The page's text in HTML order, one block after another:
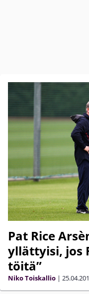
Pat Rice
yllättyisi, jos
töitä”
Niko Toiskallio |